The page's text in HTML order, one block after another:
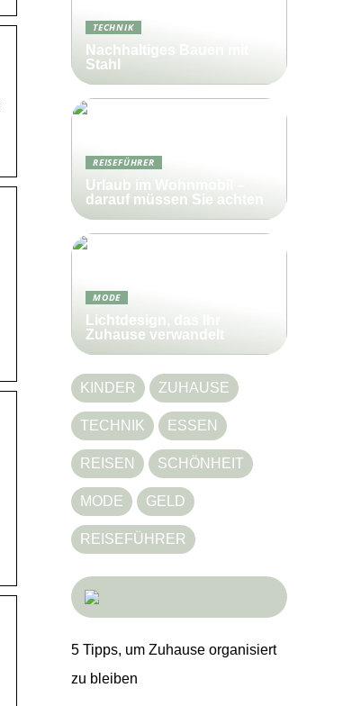
TECHNIK
Nachhaltiges Bauen mit
Stahl
REISEFÜHRER
Urlaub im Wohnmobil –
darauf müssen Sie achten
MODE
Lichtdesign, das Ihr
Zuhause verwandelt
KINDER ZUHAUSE
TECHNIK ESSEN
REISEN SCHÖNHEIT
MODE GELD
REISEFÜHRER
5 Tipps, um Zuhause organisiert
zu bleiben